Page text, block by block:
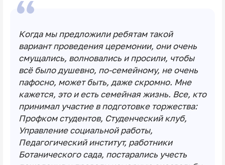
Когда мы предложили ребятам такой
вариант проведения церемонии, они очень
смущались, волновались и просили, чтобы
всё было душевно, по-семейному, не очень
пафосно, может быть, даже скромно. Мне
кажется, это и есть семейная жизнь. Все, кто
принимал участие в подготовке торжества:
Профком студентов, Студенческий клуб,
Управление социальной работы,
Педагогический институт, работники
Ботанического сада, постарались учесть